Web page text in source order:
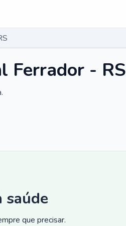
Ferrador - RS
saúde
que precisar.